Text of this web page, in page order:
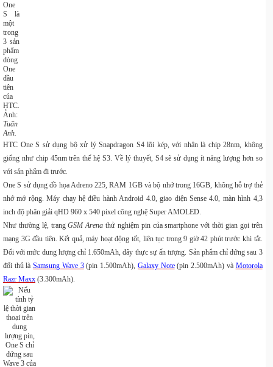
One
S là
một
trong
3 sản
phẩm
dòng
One
đầu
tiên
của
HTC.
Ảnh:
Tuấn
Anh.
HTC One S sử dụng bộ xử lý Snapdragon S4 lõi kép, với nhân là chip 28nm, không
giống như chip 45nm trên thế hệ S3. Về lý thuyết, S4 sẽ sử dụng ít năng lượng hơn so
với sản phẩm đi trước.
One S sử dụng đồ họa Adreno 225, RAM 1GB và bộ nhớ trong 16GB, không hỗ trợ thẻ
nhớ mở rộng. Máy chạy hệ điều hành Android 4.0, giao diện Sense 4.0, màn hình 4,3
inch độ phân giải qHD 960 x 540 pixel công nghệ Super AMOLED.
Như thường lệ, trangGSM Arena thử nghiệm pin của smartphone với thời gian gọi trên
mạng 3G đầu tiên. Kết quả, máy hoạt động tốt, liên tục trong 9 giờ 42 phút trước khi tắt.
Đối với mức dung lượng chỉ 1.650mAh, đây thực sự ấn tượng. Sản phẩm chỉ đứng sau 3
đối thủ làSamsung Wave 3(pin 1.500mAh), Galaxy Note(pin 2.500mAh) và Motorola
Razr Maxx (3.300mAh).